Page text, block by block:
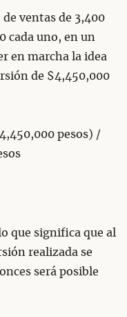
ventas de 3,400
cada uno, en un
en marcha la idea
de $4,450,000
pesos) /
que significa que al
realizada se
será posible